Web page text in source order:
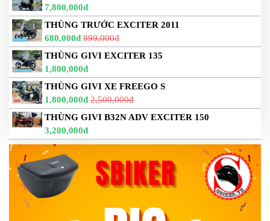
7,800,000đ
THÙNG TRƯỚC EXCITER 2011
680,000đ 899,000đ
THÙNG GIVI EXCITER 135
1,800,000đ
THÙNG GIVI XE FREEGO S
1,800,000đ 2,500,000đ
THÙNG GIVI B32N ADV EXCITER 150
3,200,000đ